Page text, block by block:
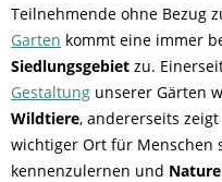
Teilnehmende ohne Bezug
Garten kommt eine immer
Siedlungsgebiet zu.
Gestaltung unserer Gärten
Wildtiere, andererseits
wichtiger Ort für Menschen
kennenzulernen und